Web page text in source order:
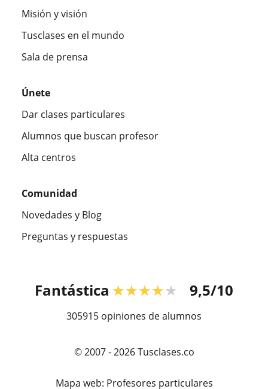
Misión y visión
Tusclases en el mundo
Sala de prensa
Únete
Dar clases particulares
Alumnos que buscan profesor
Alta centros
Comunidad
Novedades y Blog
Preguntas y respuestas
Fantástica ★★★★★ 9,5/10
305915 opiniones de alumnos
© 2007 - 2026 Tusclases.co
Mapa web: Profesores particulares